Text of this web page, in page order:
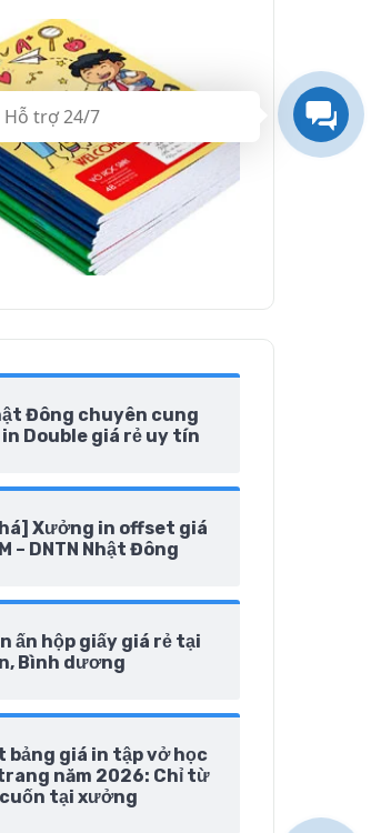
Đông chuyên cung
in Double giá rẻ uy tín
Xưởng in offset giá
– DNTN Nhật Đông
ấn hộp giấy giá rẻ tại
Bình dương
bảng giá in tập vở học
năm 2026: Chỉ từ
tại xưởng
Hỗ trợ 24/7